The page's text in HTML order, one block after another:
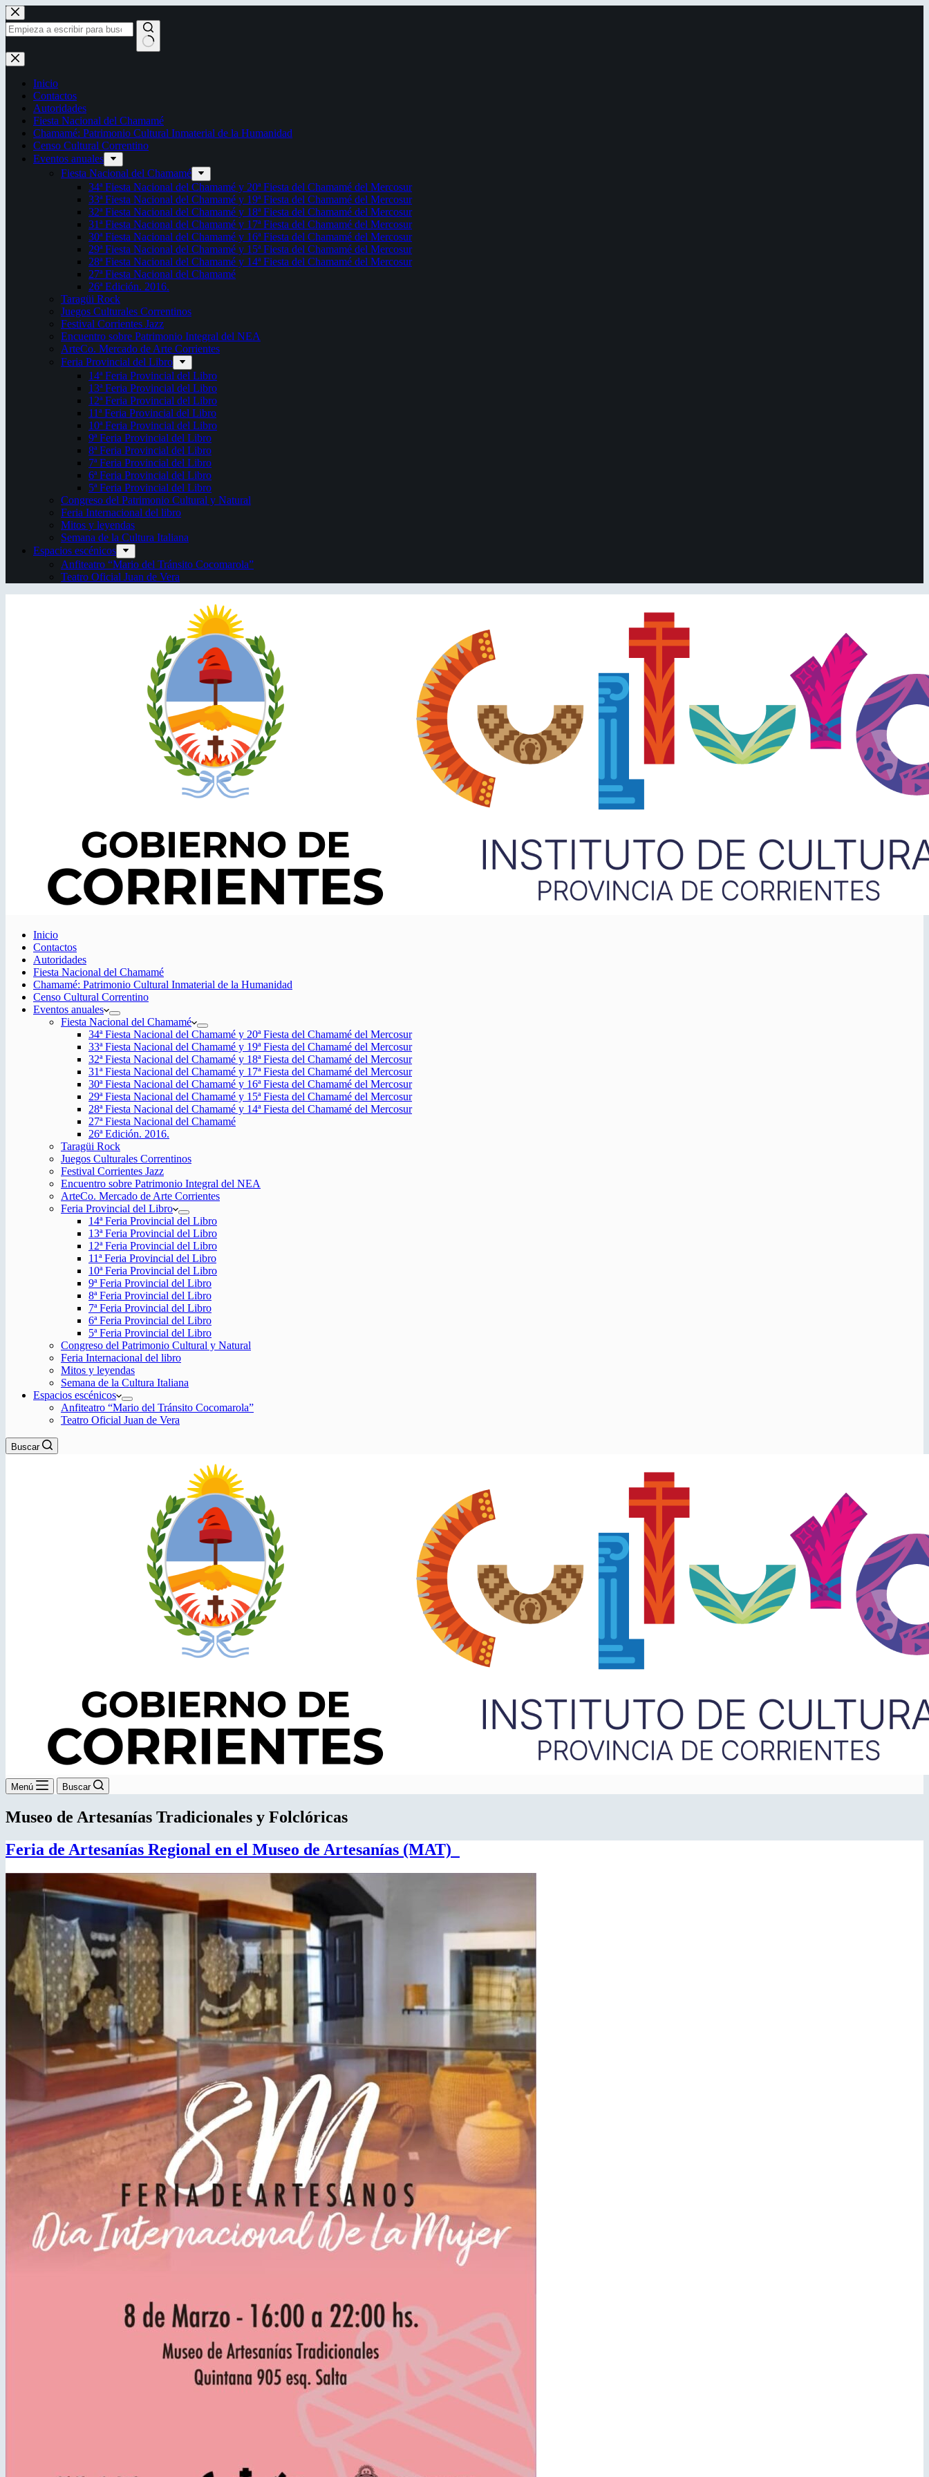
Saltar
al
contenido
Sin
resultados
Inicio
Contactos
Autoridades
Fiesta Nacional del Chamamé
Chamamé: Patrimonio Cultural Inmaterial de la Humanidad
Censo Cultural Correntino
Eventos anuales
Fiesta Nacional del Chamamé
34ª Fiesta Nacional del Chamamé y 20ª Fiesta del Chamamé del Mercosur
33ª Fiesta Nacional del Chamamé y 19ª Fiesta del Chamamé del Mercosur
32ª Fiesta Nacional del Chamamé y 18ª Fiesta del Chamamé del Mercosur
31ª Fiesta Nacional del Chamamé y 17ª Fiesta del Chamamé del Mercosur
30ª Fiesta Nacional del Chamamé y 16ª Fiesta del Chamamé del Mercosur
29ª Fiesta Nacional del Chamamé y 15ª Fiesta del Chamamé del Mercosur
28ª Fiesta Nacional del Chamamé y 14ª Fiesta del Chamamé del Mercosur
27ª Fiesta Nacional del Chamamé
26ª Edición. 2016.
Taragüi Rock
Juegos Culturales Correntinos
Festival Corrientes Jazz
Encuentro sobre Patrimonio Integral del NEA
ArteCo. Mercado de Arte Corrientes
Feria Provincial del Libro
14ª Feria Provincial del Libro
13ª Feria Provincial del Libro
12ª Feria Provincial del Libro
11ª Feria Provincial del Libro
10ª Feria Provincial del Libro
9ª Feria Provincial del Libro
8ª Feria Provincial del Libro
7ª Feria Provincial del Libro
6ª Feria Provincial del Libro
5ª Feria Provincial del Libro
Congreso del Patrimonio Cultural y Natural
Feria Internacional del libro
Mitos y leyendas
Semana de la Cultura Italiana
Espacios escénicos
Anfiteatro “Mario del Tránsito Cocomarola”
Teatro Oficial Juan de Vera
Inicio
Contactos
Autoridades
Fiesta Nacional del Chamamé
Chamamé: Patrimonio Cultural Inmaterial de la Humanidad
Censo Cultural Correntino
Eventos anuales
Fiesta Nacional del Chamamé
34ª Fiesta Nacional del Chamamé y 20ª Fiesta del Chamamé del Mercosur
33ª Fiesta Nacional del Chamamé y 19ª Fiesta del Chamamé del Mercosur
32ª Fiesta Nacional del Chamamé y 18ª Fiesta del Chamamé del Mercosur
31ª Fiesta Nacional del Chamamé y 17ª Fiesta del Chamamé del Mercosur
30ª Fiesta Nacional del Chamamé y 16ª Fiesta del Chamamé del Mercosur
29ª Fiesta Nacional del Chamamé y 15ª Fiesta del Chamamé del Mercosur
28ª Fiesta Nacional del Chamamé y 14ª Fiesta del Chamamé del Mercosur
27ª Fiesta Nacional del Chamamé
26ª Edición. 2016.
Taragüi Rock
Juegos Culturales Correntinos
Festival Corrientes Jazz
Encuentro sobre Patrimonio Integral del NEA
ArteCo. Mercado de Arte Corrientes
Feria Provincial del Libro
14ª Feria Provincial del Libro
13ª Feria Provincial del Libro
12ª Feria Provincial del Libro
11ª Feria Provincial del Libro
10ª Feria Provincial del Libro
9ª Feria Provincial del Libro
8ª Feria Provincial del Libro
7ª Feria Provincial del Libro
6ª Feria Provincial del Libro
5ª Feria Provincial del Libro
Congreso del Patrimonio Cultural y Natural
Feria Internacional del libro
Mitos y leyendas
Semana de la Cultura Italiana
Espacios escénicos
Anfiteatro “Mario del Tránsito Cocomarola”
Teatro Oficial Juan de Vera
Buscar
Menú Buscar
Museo de Artesanías Tradicionales y Folclóricas
Feria de Artesanías Regional en el Museo de Artesanías (MAT)